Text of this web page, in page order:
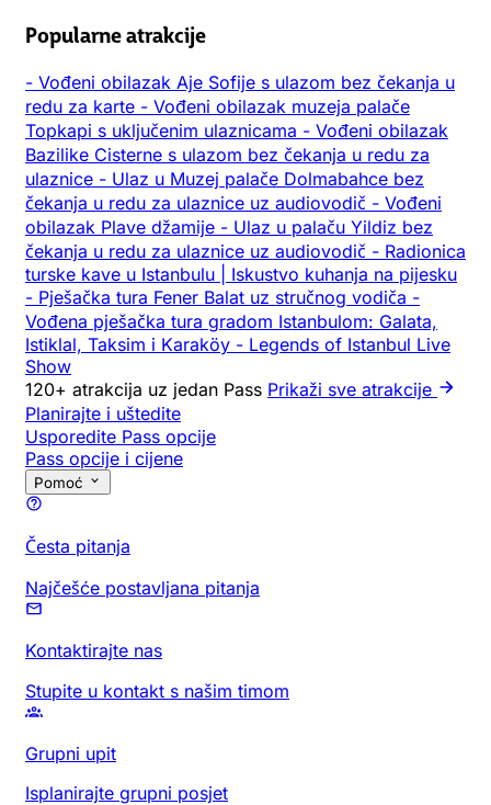
Popularne atrakcije
- Vođeni obilazak Aje Sofije s ulazom bez čekanja u
redu za karte - Vođeni obilazak muzeja palače
Topkapi s uključenim ulaznicama - Vođeni obilazak
Bazilike Cisterne s ulazom bez čekanja u redu za
ulaznice - Ulaz u Muzej palače Dolmabahce bez
čekanja u redu za ulaznice uz audiovodič - Vođeni
obilazak Plave džamije - Ulaz u palaču Yildiz bez
čekanja u redu za ulaznice uz audiovodič - Radionica
turske kave u Istanbulu | Iskustvo kuhanja na pijesku
- Pješačka tura Fener Balat uz stručnog vodiča -
Vođena pješačka tura gradom Istanbulom: Galata,
Istiklal, Taksim i Karaköy - Legends of Istanbul Live
Show
120+ atrakcija uz jedan Pass Prikaži sve atrakcije
Planirajte i uštedite
Usporedite Pass opcije
Pass opcije i cijene
Pomoć
Česta pitanja
Najčešće postavljana pitanja
Kontaktirajte nas
Stupite u kontakt s našim timom
Grupni upit
Isplanirajte grupni posjet